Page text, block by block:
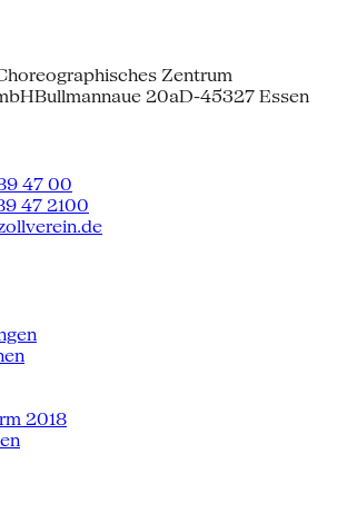
Zentrum
Bullmannaue 20aD-45327 Essen
47 00
47 2100
2018